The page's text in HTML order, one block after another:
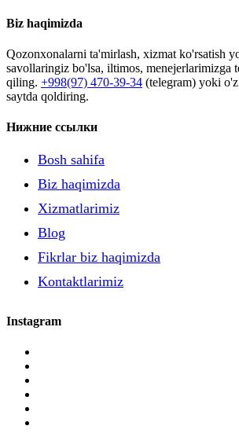
Biz haqimizda
Qozonxonalarni ta'mirlash, xizmat ko'rsatish
savollaringiz bo'lsa, iltimos, menejerlarimizga
qiling. +998(97) 470-39-34 (telegram) yoki
saytda qoldiring.
Нижние ссылки
Bosh sahifa
Biz haqimizda
Xizmatlarimiz
Blog
Fikrlar biz haqimizda
Kontaktlarimiz
Instagram